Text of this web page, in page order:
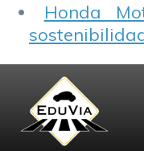
Honda